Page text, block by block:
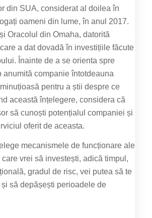
din SUA, considerat al doilea în
oameni din lume, în anul 2017.
Oracolul din Omaha, datorită
a dat dovadă în investițiile făcute
Înainte de a se orienta spre
anumită companie întotdeauna
pentru a știi despre ce
această înțelegere, considera că
să cunoști potențialul companiei și
oferit de aceasta.
mecanismele de funcționare ale
vrei să investești, adică timpul,
gradul de risc, vei putea să te
să depășești perioadele de